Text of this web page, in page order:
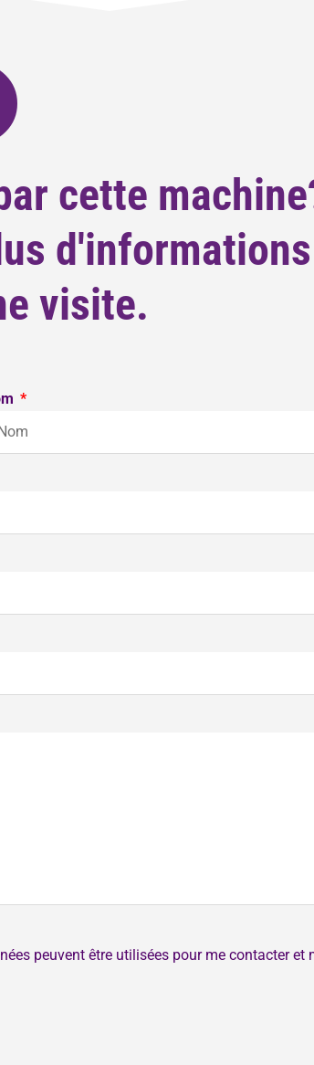
cette
visite.
peuvent être utilisées pour me contacter et